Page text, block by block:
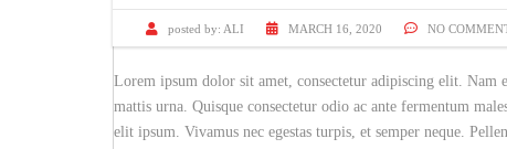
posted by: ALI MARCH 16, 2020 NO
Lorem ipsum dolor sit amet, consectetur adipiscing elit.
mattis urna. Quisque consectetur odio ac ante fermentum
elit ipsum. Vivamus nec egestas turpis, et semper neque.